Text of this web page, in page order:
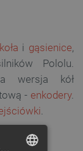
koła i gąsienice,
Pololu.
wersja kół
- enkodery.